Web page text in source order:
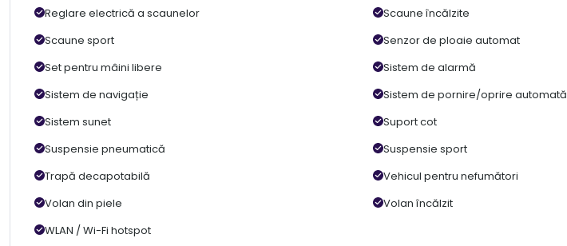
Reglare electrică a scaunelor
Scaune încălzite
Scaune sport
Senzor de ploaie automat
Set pentru mâini libere
Sistem de alarmă
Sistem de navigație
Sistem de pornire/oprire automată
Sistem sunet
Suport cot
Suspensie pneumatică
Suspensie sport
Trapă decapotabilă
Vehicul pentru nefumători
Volan din piele
Volan încălzit
WLAN / Wi-Fi hotspot